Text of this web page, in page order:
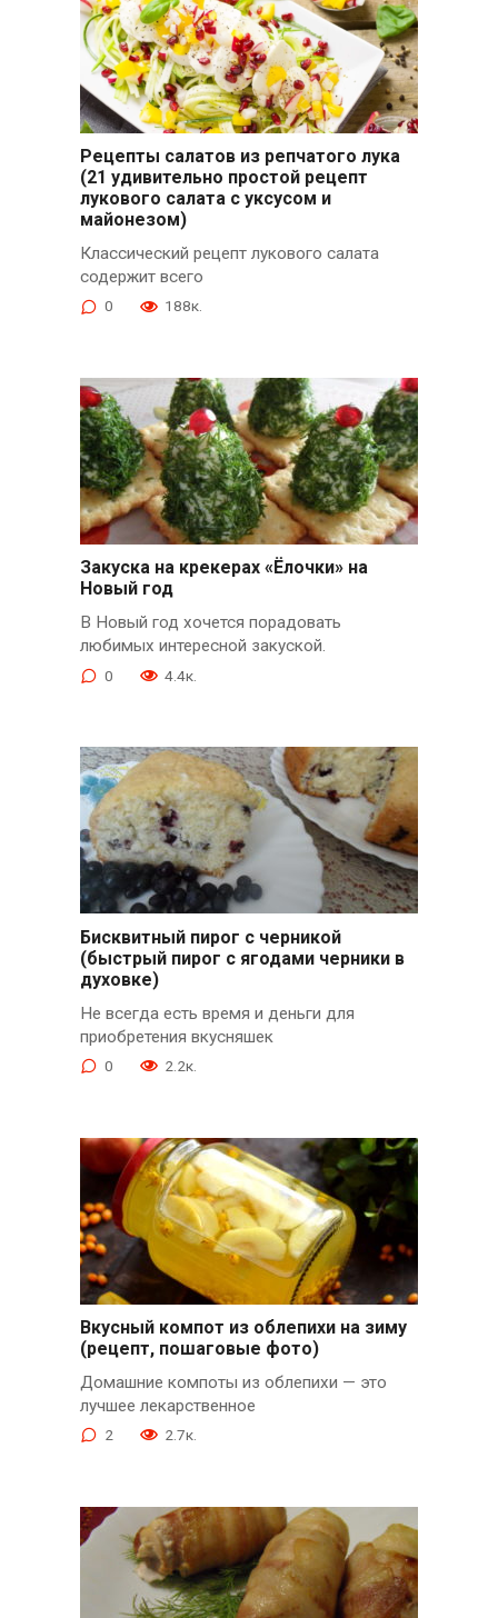
Рецепты салатов из репчатого лука
(21 удивительно простой рецепт
лукового салата с уксусом и
майонезом)
Классический рецепт лукового салата
содержит всего
0 188к.
Закуска на крекерах «Ёлочки» на
Новый год
В Новый год хочется порадовать
любимых интересной закуской.
0 4.4к.
Бисквитный пирог с черникой
(быстрый пирог с ягодами черники в
духовке)
Не всегда есть время и деньги для
приобретения вкусняшек
0 2.2к.
Вкусный компот из облепихи на зиму
(рецепт, пошаговые фото)
Домашние компоты из облепихи — это
лучшее лекарственное
2 2.7к.